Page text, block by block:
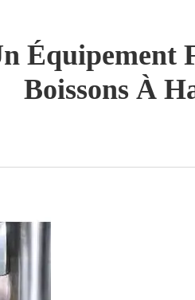
Équipement
Boissons À